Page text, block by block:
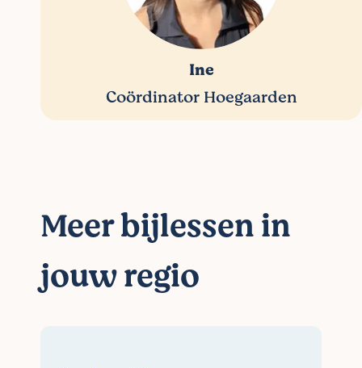
Ine
Coördinator Hoegaarden
Meer bijlessen in
jouw regio